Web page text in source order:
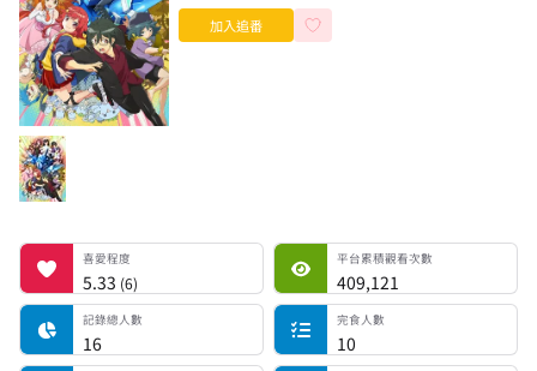
加入追番
喜愛程度喜愛程度
5.33 (6)
平台累積觀看次數 平台累積觀看次數
409,121
記錄總人數
記錄總人數
16
完食人數
完食人數
10
追番中人數
一時中斷人數
棄番人數
計劃觀看人數